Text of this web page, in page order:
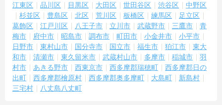
江東区
品川区 目黒区 大田区 世田谷区 渋谷区
中野区
杉並区
豊島区 北区 荒川区 板橋区 練馬区
足立区
葛飾区
江戸川区 八王子市 立川市 武蔵野市 三鷹市
青
梅市
府中市 昭島市 調布市 町田市 小金井市
小平市
日野市
東村山市 国分寺市 国立市 福生市 狛江市
東大
和市
清瀬市 東久留米市 武蔵村山市 多摩市 稲城市
羽
村市
あきる野市 西東京市 西多摩郡瑞穂町
西多摩郡日の
出町
西多摩郡檜原村 西多摩郡奥多摩町 大島町
新島村
三宅村
八丈島八丈町